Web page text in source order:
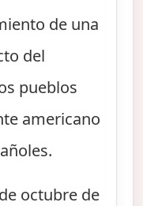
de una
del
pueblos
americano
octubre de